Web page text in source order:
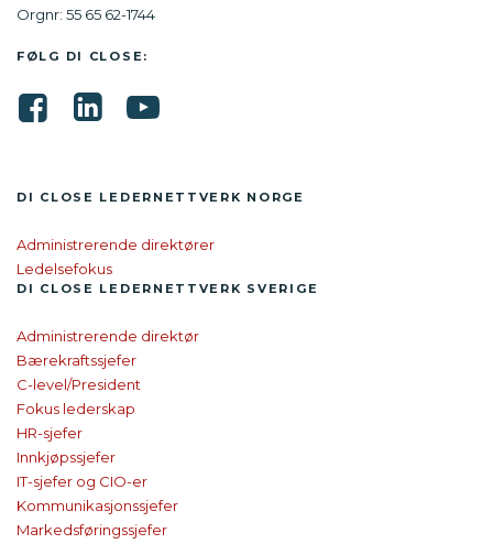
Orgnr: 55 65 62-1744
FØLG DI CLOSE:
DI CLOSE LEDER­NETTVERK NORGE
Administrerende direktører
Ledelsefokus
DI CLOSE LEDER­NETTVERK SVERIGE
Administrerende direktør
Bærekraftssjefer
C-level/President
Fokus lederskap
HR-sjefer
Innkjøpssjefer
IT-sjefer og CIO-er
Kommunikasjonssjefer
Markedsføringssjefer